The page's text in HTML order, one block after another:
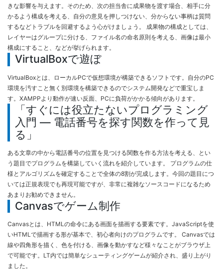
きな影響を与えます。そのため、次の担当舎に成果物を渡す場合、相手に分
かるよう構成を考える、自分の意見を押しつけない、分からない事柄は質問
するなどトラブルを回避するよう心がけましょう。 成果物の構成としては、
レイヤーはグループに分ける、ファイル名の命名原則を考える、画像は最小
構成にすること、などが挙げられます。
VirtualBoxで遊ぼ
VirtualBoxとは、ローカルPCで仮想環境が構築できるソフトです。自分のPC
環境を汚すこと無く別環境を構築できるのでシステム開発などで重宝しま
す。XAMPPより動作が速い反面、PCに負荷がかかる傾向があります。
「すぐには役立たないプログラミング
入門 — 電話番号を探す関数を作って見
る」
ある文章の中から電話番号の位置を見つける関数を作る方法を考える、とい
う題目でプログラムを構築していく流れを紹介しています。 プログラムの仕
様とアルゴリズムを確定することで全体の8割が完成します。今回の題目につ
いては正規表現でも再現可能ですが、非常に複雑なソースコードになるため
あまりお勧めできません。
Canvasでゲーム制作
Canvasとは、HTMLの命令にある画面を描画する要素です。JavaScriptを使
いHTMLで描画する形が基本で、初心者向けのプログラムです。 Canvasでは
線や四角形を描く、色を付ける、画像を動かすなど様々なことがブラウザ上
で可能です。LT内では簡単なシューティングゲームが紹介され、盛り上がり
ました。